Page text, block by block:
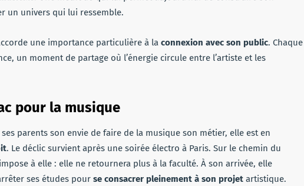
un univers qui lui ressemble.
une importance particulière à la connexion avec son public. Chaque
un moment de partage où l’énergie circule entre l’artiste et les
pour la musique
parents son envie de faire de la musique son métier, elle est en
. Le déclic survient après une soirée électro à Paris. Sur le chemin du
à elle : elle ne retournera plus à la faculté. À son arrivée, elle
ses études pour se consacrer pleinement à son projet artistique.